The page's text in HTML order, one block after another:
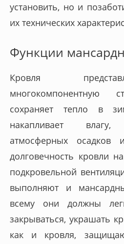
установить, но и
их технических
Функции
Кровля
многокомпонентную
сохраняет тепло в
накапливает
атмосферных осадков
долговечность кровли
подкровельной
выполняют и
всему они должны
закрываться, украшать
как и кровля,